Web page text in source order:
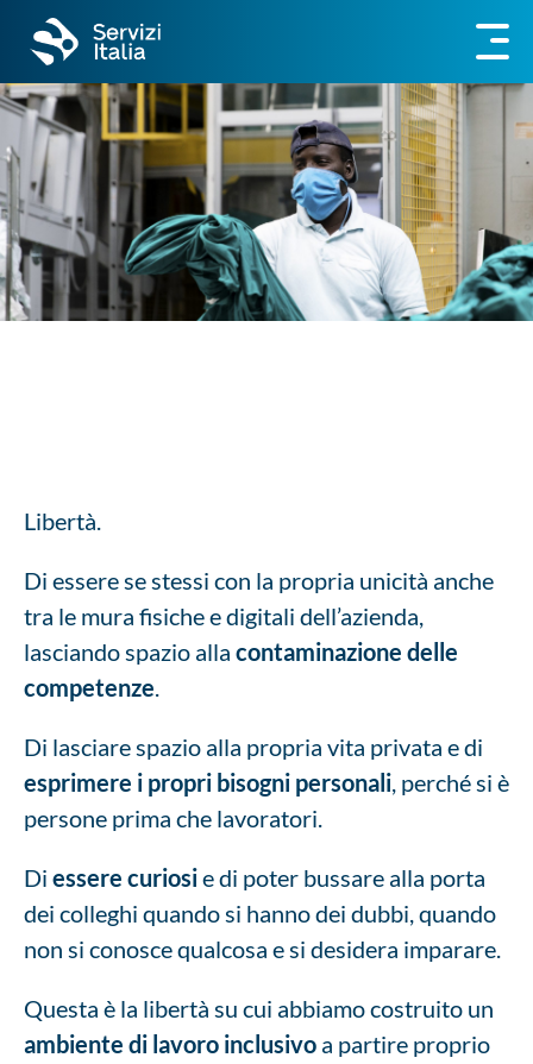
Libertà.
Di essere se stessi con la propria unicità anche
tra le mura fisiche e digitali dell’azienda,
lasciando spazio alla contaminazione delle
competenze.
Di lasciare spazio alla propria vita privata e di
esprimere i propri bisogni personali, perché si è
persone prima che lavoratori.
Di essere curiosie di poter bussare alla porta
dei colleghi quando si hanno dei dubbi, quando
non si conosce qualcosa e si desidera imparare.
Questa è la libertà su cui abbiamo costruito un
ambiente di lavoro inclusivo a partire proprio